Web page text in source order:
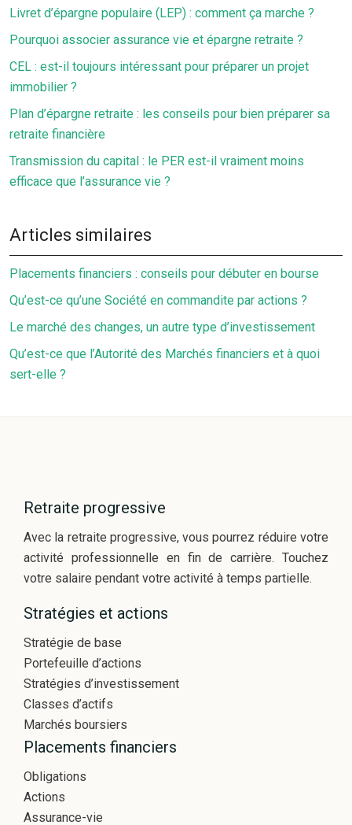
Livret d’épargne populaire (LEP) : comment ça marche ?
Pourquoi associer assurance vie et épargne retraite ?
CEL : est-il toujours intéressant pour préparer un projet
immobilier ?
Plan d’épargne retraite : les conseils pour bien préparer sa
retraite financière
Transmission du capital : le PER est-il vraiment moins
efficace que l’assurance vie ?
Articles similaires
Placements financiers : conseils pour débuter en bourse
Qu’est-ce qu’une Société en commandite par actions ?
Le marché des changes, un autre type d’investissement
Qu’est-ce que l’Autorité des Marchés financiers et à quoi
sert-elle ?
Retraite progressive
Avec la retraite progressive, vous pourrez réduire votre
activité professionnelle en fin de carrière. Touchez
votre salaire pendant votre activité à temps partielle.
Stratégies et actions
Stratégie de base
Portefeuille d’actions
Stratégies d’investissement
Classes d’actifs
Marchés boursiers
Placements financiers
Obligations
Actions
Assurance-vie